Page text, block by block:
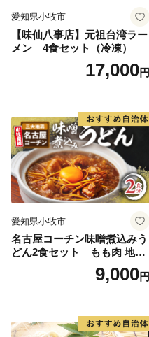
愛知県小牧市
【味仙八事店】元祖台湾ラー
メン 4食セット（冷凍）
17,000円
愛知県小牧市
名古屋コーチン味噌煮込みう
どん2食セット もも肉 地鶏
9,000円